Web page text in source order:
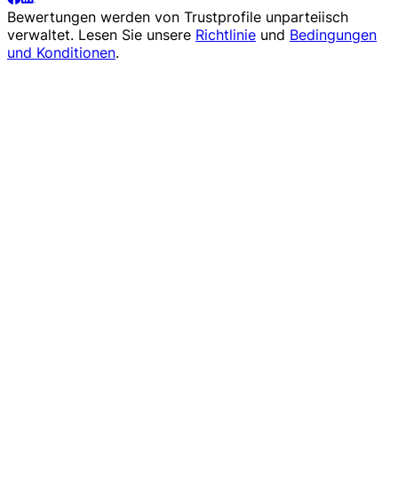
Bewertungen werden von Trustprofile unparteiisch
verwaltet. Lesen Sie unsere Richtlinie und Bedingungen
und Konditionen.